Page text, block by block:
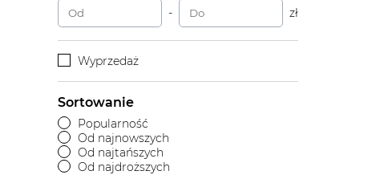
- zł
Wyprzedaż
Sortowanie
Popularność
Od najnowszych
Od najtańszych
Od najdroższych